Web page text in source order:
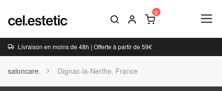
Livraison en moins de 48h | Offerte à partir de 59€
saloncare. Gignac-la-Nerthe, France